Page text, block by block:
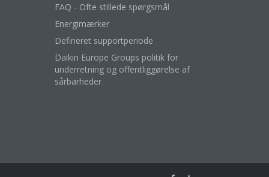
FAQ - Ofte stillede spørgsmål
Energimærker
Defineret supportperiode
Daikin Europe Groups politik for
underretning og offentliggørelse af
sårbarheder